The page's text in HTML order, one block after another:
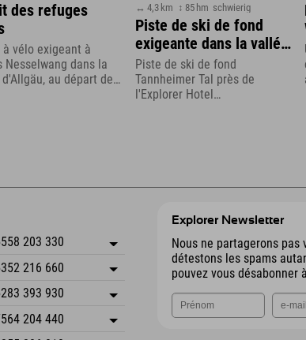
des refuges
à vélo exigeant à
Nesselwang dans la
au départ de
↔ 4,3 km ↕ 85 hm schwierig
Piste de ski de fond
exigeante dans la vallée
de Tannheimer
Piste de ski de fond
Tannheimer Tal près de
l'Explorer Hotel
203 330
Enregistrer l'adresse
Réservation
216 660
Enregistrer l'adresse
Réservation
393 930
Enregistrer l'adresse
204 440
Explorer Newsletter
Nous ne partagerons pas
détestons les spams
pouvez vous désabonner